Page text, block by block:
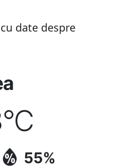
date despre
°C
55%